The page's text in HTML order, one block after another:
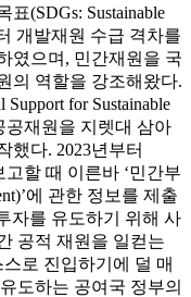
(SDGs: Sustainable
개발재원 수급 격차를
였으며, 민간재원을 국
의 역할을 강조해왔다.
for Sustainable
공재원을 지렛대 삼아
했다. 2023년부터
할 때 이른바 ‘민간부
에 관한 정보를 제출
자를 유도하기 위해 사
공적 재원을 일컫는
로 진입하기에 덜 매
도하는 공여국 정부의